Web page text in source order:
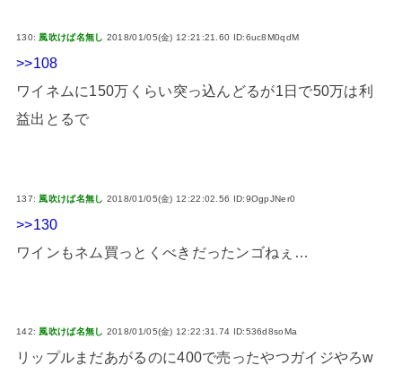
130:風吹けば名無し 2018/01/05(金) 12:21:21.60 ID:6uc8M0qdM
>>108
ワイネムに150万くらい突っ込んどるが1日で50万は利
益出とるで
137: 風吹けば名無し 2018/01/05(金) 12:22:02.56 ID:9OgpJNer0
>>130
ワインもネム買っとくべきだったンゴねぇ…
142:風吹けば名無し 2018/01/05(金) 12:22:31.74 ID:536d8soMa
リップルまだあがるのに400で売ったやつガイジやろw